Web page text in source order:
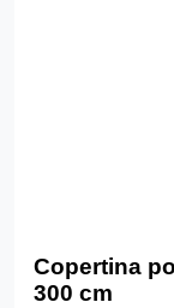
Copertina
300 cm